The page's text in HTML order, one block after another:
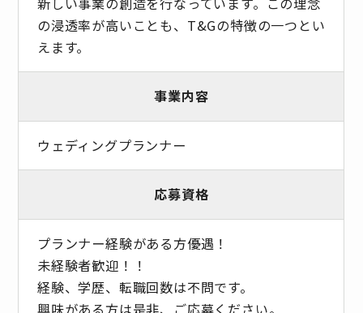
の浸透率が高いことも、T&Gの特徴の一つとい
えます。
事業内容
ウェディングプランナー
応募資格
プランナー経験がある方優遇！
未経験者歓迎！！
経験、学歴、転職回数は不問です。
興味がある方は是非、ご応募ください。